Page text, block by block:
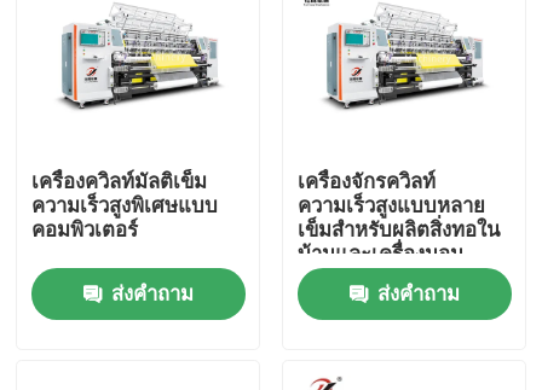
วิดีโอ
เกี่ยวกับเรา
ทัวร์โรงงาน
ควบคุมคุณภาพ
เครื่องควิลท์มัลติเข็ม
ความเร็วสูงพิเศษแบบ
คอมพิวเตอร์
ส่งคำถาม
เครื่องจักรควิลท์
ความเร็วสูงแบบหลาย
เข็มสำหรับผลิตสิ่งทอใน
บ้านและเครื่องนอน
ส่งคำถาม